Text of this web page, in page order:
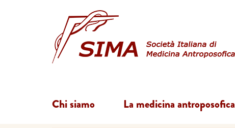
Chi siamo La medicina antroposofica